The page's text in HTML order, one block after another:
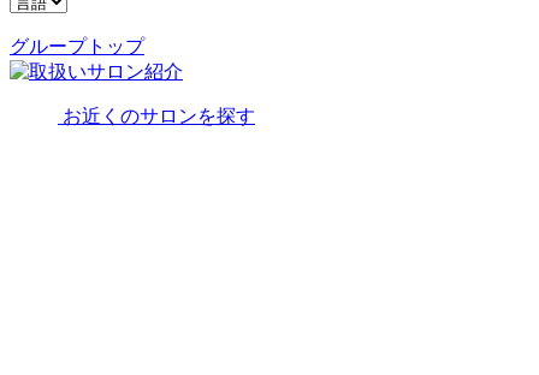
グループトップ
お近くのサロンを探す